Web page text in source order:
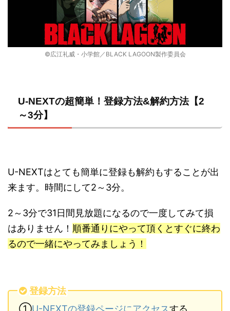
©広江礼威・小学館／BLACK LAGOON製作委員会
U-NEXTの超簡単！登録方法&解約方法【2
～3分】
U-NEXTはとても簡単に登録も解約もすることが出
来ます。時間にして2～3分。
2～3分で31日間見放題になるので一度してみて損
はありません！ 順番通りにやって頂くとすぐに終わ
るので一緒にやってみましょう！
登録方法